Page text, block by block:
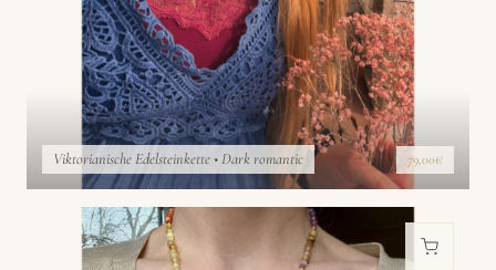
Viktorianische Edelsteinkette • Dark romantic 79,00€